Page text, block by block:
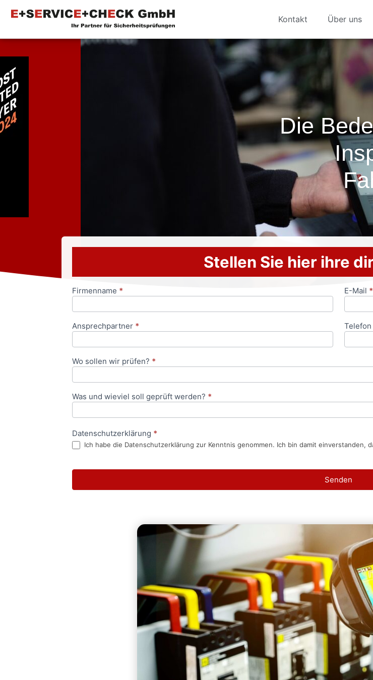
Kontakt Über uns
Die
Stellen Sie hier ihre
Anfrageformular
Firmenname * E-Mail *
Ansprechpartner * Telefon
Wo sollen wir prüfen? *
Was und wieviel soll geprüft werden? *
Datenschutzerklärung *
Ich habe die Datenschutzerklärung zur Kenntnis genommen. Ich bin damit
Senden